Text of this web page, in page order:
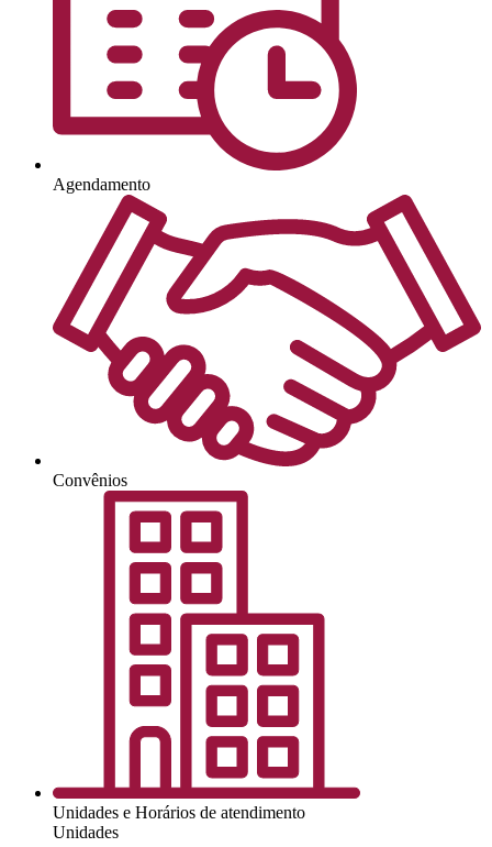
Agendamento
Convênios
Unidades e Horários de atendimento
Unidades